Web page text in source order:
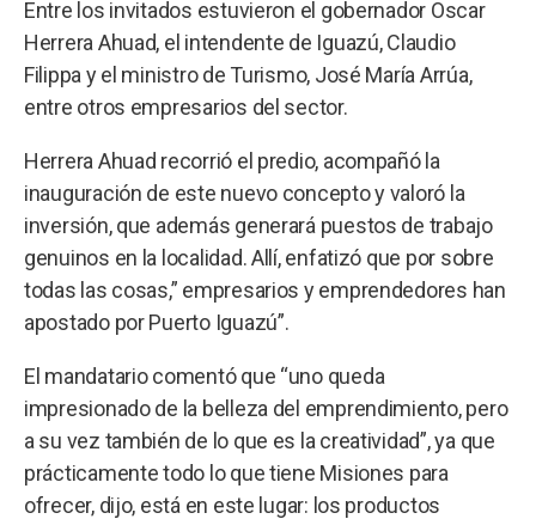
Entre los invitados estuvieron el gobernador Oscar
Herrera Ahuad, el intendente de Iguazú, Claudio
Filippa y el ministro de Turismo, José María Arrúa,
entre otros empresarios del sector.
Herrera Ahuad recorrió el predio, acompañó la
inauguración de este nuevo concepto y valoró la
inversión, que además generará puestos de trabajo
genuinos en la localidad. Allí, enfatizó que por sobre
todas las cosas,” empresarios y emprendedores han
apostado por Puerto Iguazú”.
El mandatario comentó que “uno queda
impresionado de la belleza del emprendimiento, pero
a su vez también de lo que es la creatividad”, ya que
prácticamente todo lo que tiene Misiones para
ofrecer, dijo, está en este lugar: los productos